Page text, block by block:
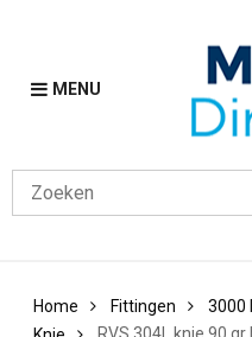
MENU
Home Fittingen
3000